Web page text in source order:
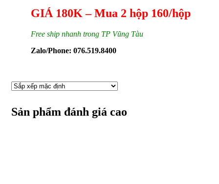
GIÁ 180K – Mua 2 hộp 160/hộp
Free ship nhanh trong TP Vũng Tàu
Zalo/Phone: 076.519.8400
Sản phẩm đánh giá cao